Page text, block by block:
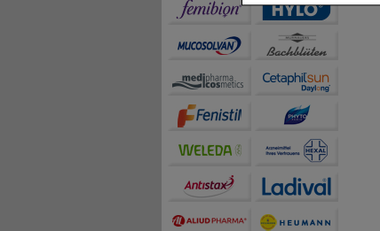
Inhalte
Statistik &
auch die Werbung
teilweise an Dritte